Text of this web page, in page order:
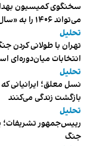
سخنگوی کمیسیون
می‌تواند ۱۴۰۶ را به «سال کشتار بیماران» تبدیل کند
تحلیل
تهران با طولانی کردن
انتخابات میان‌دوره‌ای
تحلیل
نسل معلق؛ ایرانیانی
بازگشت زندگی می‌کنند
تحلیل
رییس‌جمهور تشریفات؛
جنگ